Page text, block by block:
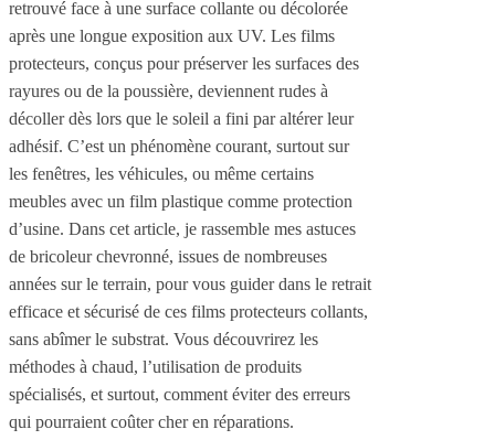
retrouvé face à une surface collante ou décolorée
après une longue exposition aux UV. Les films
protecteurs, conçus pour préserver les surfaces des
rayures ou de la poussière, deviennent rudes à
décoller dès lors que le soleil a fini par altérer leur
adhésif. C’est un phénomène courant, surtout sur
les fenêtres, les véhicules, ou même certains
meubles avec un film plastique comme protection
d’usine. Dans cet article, je rassemble mes astuces
de bricoleur chevronné, issues de nombreuses
années sur le terrain, pour vous guider dans le retrait
efficace et sécurisé de ces films protecteurs collants,
sans abîmer le substrat. Vous découvrirez les
méthodes à chaud, l’utilisation de produits
spécialisés, et surtout, comment éviter des erreurs
qui pourraient coûter cher en réparations.